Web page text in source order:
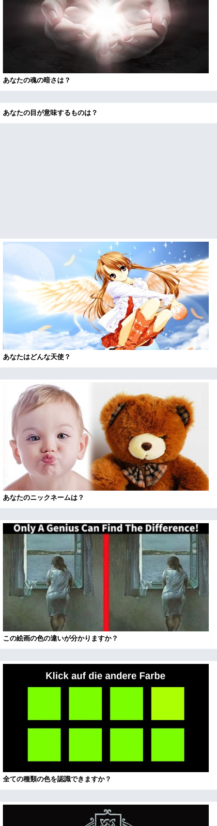
あなたの魂の暗さは？
あなたの目が意味するものは？
あなたはどんな天使？
あなたのニックネームは？
この絵画の色の違いが分かりますか？
全ての種類の色を認識できますか？